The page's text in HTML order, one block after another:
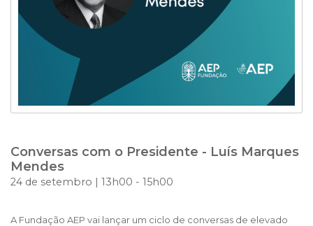
Conversas com o Presidente - Luís Marques
Mendes
24 de setembro | 13h00 - 15h00
A Fundação AEP vai lançar um ciclo de conversas de elevado